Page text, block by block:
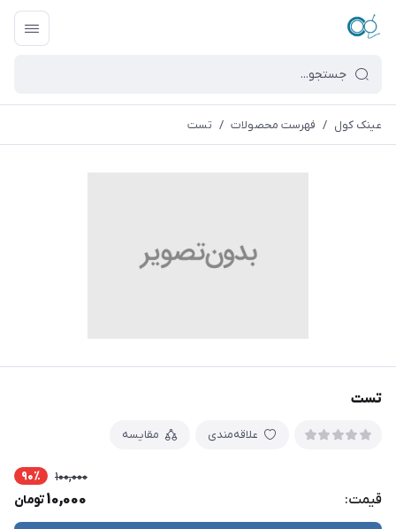
عینک کول / فهرست محصولات / تست
تست
علاقه‌مندی مقایسه
قیمت:
100,000 90٪
10,000تومان